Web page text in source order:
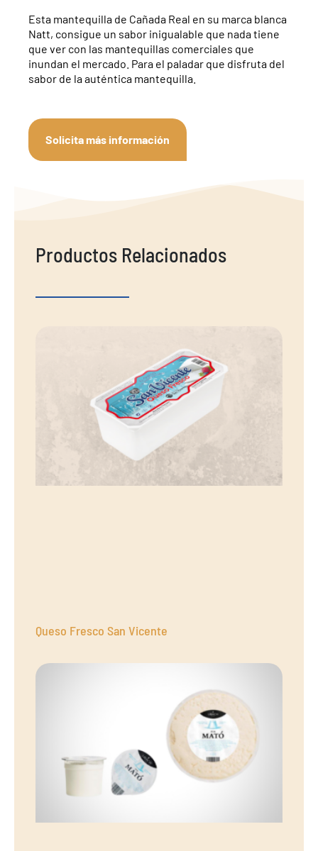
Esta mantequilla de Cañada Real en su marca blanca
Natt, consigue un sabor inigualable que nada tiene
que ver con las mantequillas comerciales que
inundan el mercado. Para el paladar que disfruta del
sabor de la auténtica mantequilla.
Solicita más información
Productos Relacionados
Queso Fresco San Vicente